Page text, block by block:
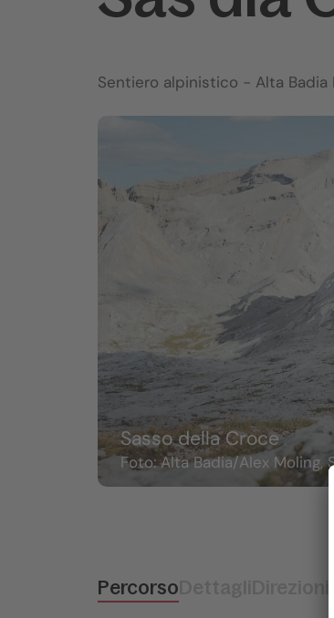
Sentiero alpinistico - Alta Badia
Sasso della Croce
Foto: Alta Badia/Alex
Percorso